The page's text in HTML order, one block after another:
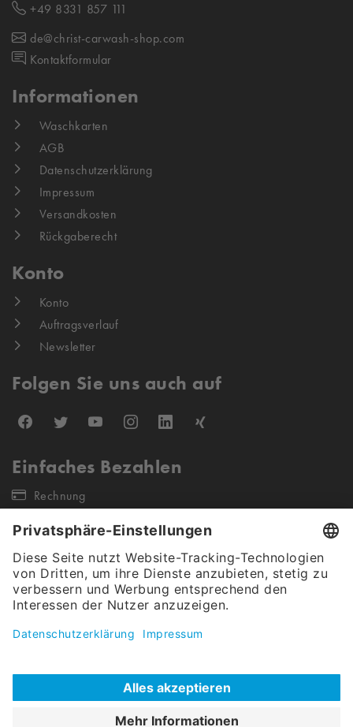
+49 8331 857 111
de@christ-carwash-shop.com
Kontaktformular
Informationen
Waschkarten
AGB
Datenschutzerklärung
Impressum
Versandkosten
Rückgaberecht
Konto
Konto
Auftragsverlauf
Newsletter
Folgen Sie uns auch auf
Einfaches Bezahlen
Rechnung
Unsere Versandpartner
Öffentliche Auftraggeber (keine Wiederverkäufer sowie Einzel- &